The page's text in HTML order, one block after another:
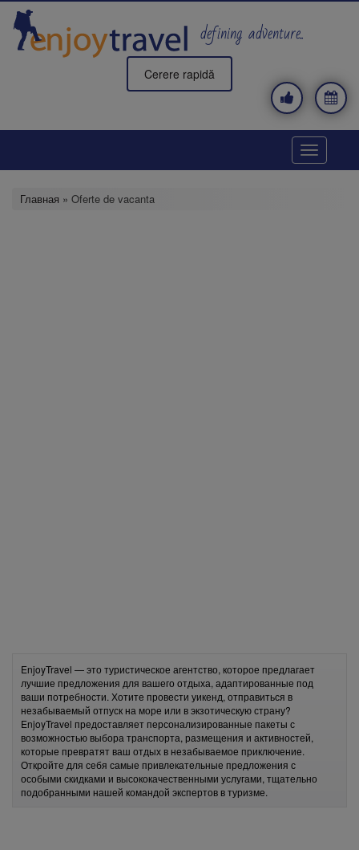
Перейти
основному
содержанию
defining adventure..
Cerere rapidă
Toggle
Главная » Oferte de vacanta
EnjoyTravel — это туристическое агентство, которое предлагает
лучшие предложения для вашего отдыха, адаптированные под
ваши потребности. Хотите провести уикенд, отправиться в
незабываемый отпуск на море или в экзотическую страну?
EnjoyTravel предоставляет персонализированные пакеты с
возможностью выбора транспорта, размещения и активностей,
которые превратят ваш отдых в незабываемое приключение.
Откройте для себя самые привлекательные предложения с
особыми скидками и высококачественными услугами, тщательно
подобранными нашей командой экспертов в туризме.